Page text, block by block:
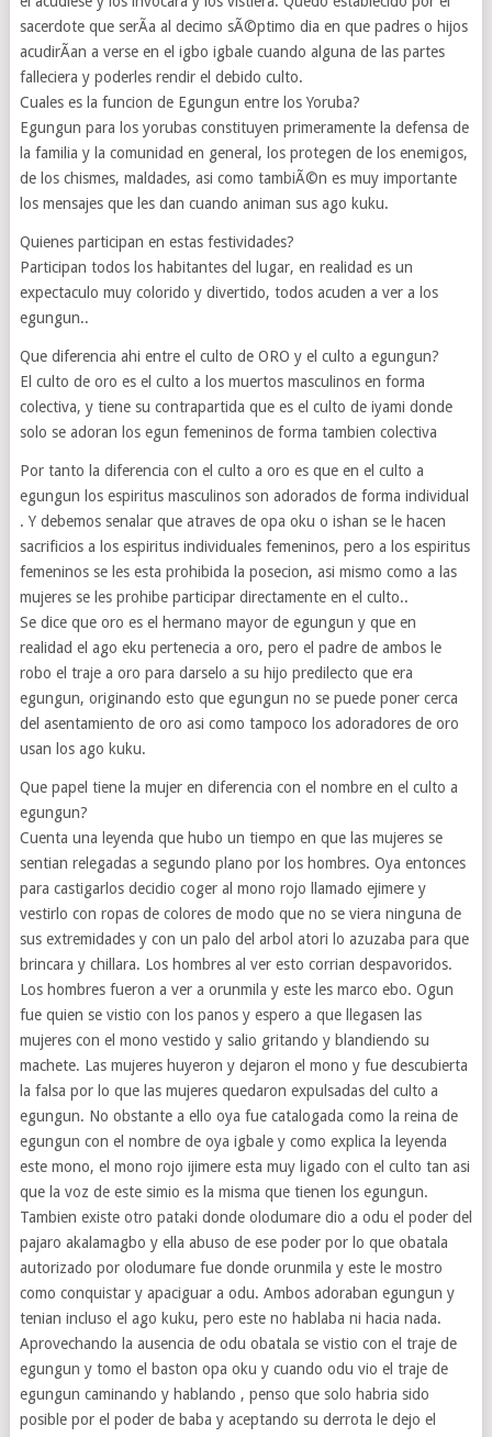
sacerdote que serÃ­a al decimo sÃ©ptimo dia en que padres o hijos
acudirÃ­an a verse en el igbo igbale cuando alguna de las partes
falleciera y poderles rendir el debido culto.
Cuales es la funcion de Egungun entre los Yoruba?
Egungun para los yorubas constituyen primeramente la defensa de
la familia y la comunidad en general, los protegen de los enemigos,
de los chismes, maldades, asi como tambiÃ©n es muy importante
los mensajes que les dan cuando animan sus ago kuku.
Quienes participan en estas festividades?
Participan todos los habitantes del lugar, en realidad es un
expectaculo muy colorido y divertido, todos acuden a ver a los
egungun..
Que diferencia ahi entre el culto de ORO y el culto a egungun?
El culto de oro es el culto a los muertos masculinos en forma
colectiva, y tiene su contrapartida que es el culto de iyami donde
solo se adoran los egun femeninos de forma tambien colectiva
Por tanto la diferencia con el culto a oro es que en el culto a
egungun los espiritus masculinos son adorados de forma individual
. Y debemos senalar que atraves de opa oku o ishan se le hacen
sacrificios a los espiritus individuales femeninos, pero a los espiritus
femeninos se les esta prohibida la posecion, asi mismo como a las
mujeres se les prohibe participar directamente en el culto..
Se dice que oro es el hermano mayor de egungun y que en
realidad el ago eku pertenecia a oro, pero el padre de ambos le
robo el traje a oro para darselo a su hijo predilecto que era
egungun, originando esto que egungun no se puede poner cerca
del asentamiento de oro asi como tampoco los adoradores de oro
usan los ago kuku.
Que papel tiene la mujer en diferencia con el nombre en el culto a
egungun?
Cuenta una leyenda que hubo un tiempo en que las mujeres se
sentian relegadas a segundo plano por los hombres. Oya entonces
para castigarlos decidio coger al mono rojo llamado ejimere y
vestirlo con ropas de colores de modo que no se viera ninguna de
sus extremidades y con un palo del arbol atori lo azuzaba para que
brincara y chillara. Los hombres al ver esto corrian despavoridos.
Los hombres fueron a ver a orunmila y este les marco ebo. Ogun
fue quien se vistio con los panos y espero a que llegasen las
mujeres con el mono vestido y salio gritando y blandiendo su
machete. Las mujeres huyeron y dejaron el mono y fue descubierta
la falsa por lo que las mujeres quedaron expulsadas del culto a
egungun. No obstante a ello oya fue catalogada como la reina de
egungun con el nombre de oya igbale y como explica la leyenda
este mono, el mono rojo ijimere esta muy ligado con el culto tan asi
que la voz de este simio es la misma que tienen los egungun.
Tambien existe otro pataki donde olodumare dio a odu el poder del
pajaro akalamagbo y ella abuso de ese poder por lo que obatala
autorizado por olodumare fue donde orunmila y este le mostro
como conquistar y apaciguar a odu. Ambos adoraban egungun y
tenian incluso el ago kuku, pero este no hablaba ni hacia nada.
Aprovechando la ausencia de odu obatala se vistio con el traje de
egungun y tomo el baston opa oku y cuando odu vio el traje de
egungun caminando y hablando , penso que solo habria sido
posible por el poder de baba y aceptando su derrota le dejo el